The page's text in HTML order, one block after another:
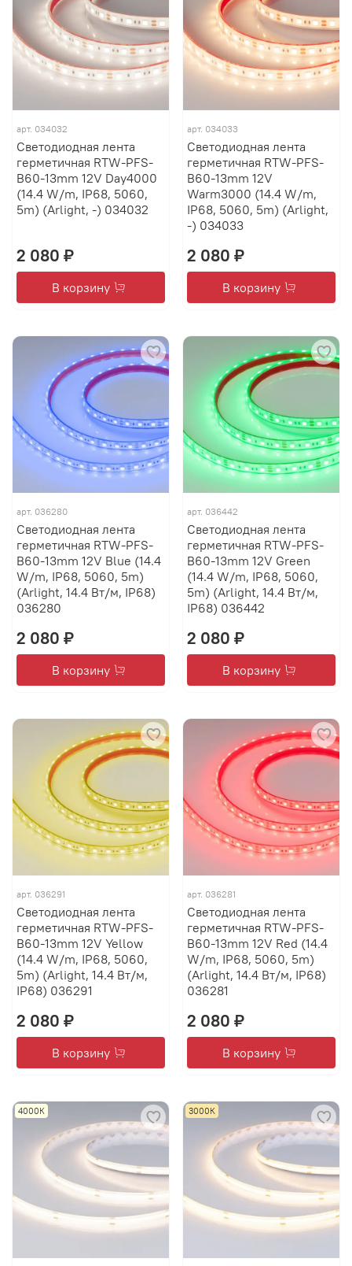
арт. 034032
Светодиодная лента
герметичная RTW-PFS-
B60-13mm 12V Day4000
(14.4 W/m, IP68, 5060,
5m) (Arlight, -) 034032
2 080 ₽
В корзину
арт. 034033
Светодиодная лента
герметичная RTW-PFS-
B60-13mm 12V
Warm3000 (14.4 W/m,
IP68, 5060, 5m) (Arlight,
-) 034033
2 080 ₽
В корзину
арт. 036280
Светодиодная лента
герметичная RTW-PFS-
B60-13mm 12V Blue (14.4
W/m, IP68, 5060, 5m)
(Arlight, 14.4 Вт/м, IP68)
036280
2 080 ₽
В корзину
арт. 036442
Светодиодная лента
герметичная RTW-PFS-
B60-13mm 12V Green
(14.4 W/m, IP68, 5060,
5m) (Arlight, 14.4 Вт/м,
IP68) 036442
2 080 ₽
В корзину
арт. 036291
Светодиодная лента
герметичная RTW-PFS-
B60-13mm 12V Yellow
(14.4 W/m, IP68, 5060,
5m) (Arlight, 14.4 Вт/м,
IP68) 036291
2 080 ₽
В корзину
арт. 036281
Светодиодная лента
герметичная RTW-PFS-
B60-13mm 12V Red (14.4
W/m, IP68, 5060, 5m)
(Arlight, 14.4 Вт/м, IP68)
036281
2 080 ₽
В корзину
4000К 3000К